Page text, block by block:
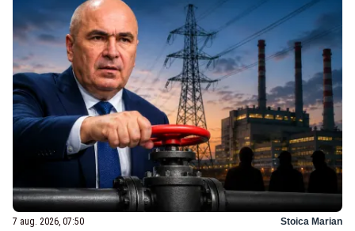
7 aug. 2026, 07:50 Stoica Marian